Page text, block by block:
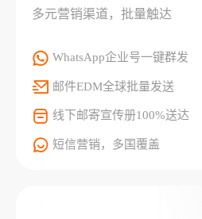
多元营销渠道，批量触达
WhatsApp企业号一键群发
邮件EDM全球批量发送
线下邮寄宣传册100%送达
短信营销，多国覆盖